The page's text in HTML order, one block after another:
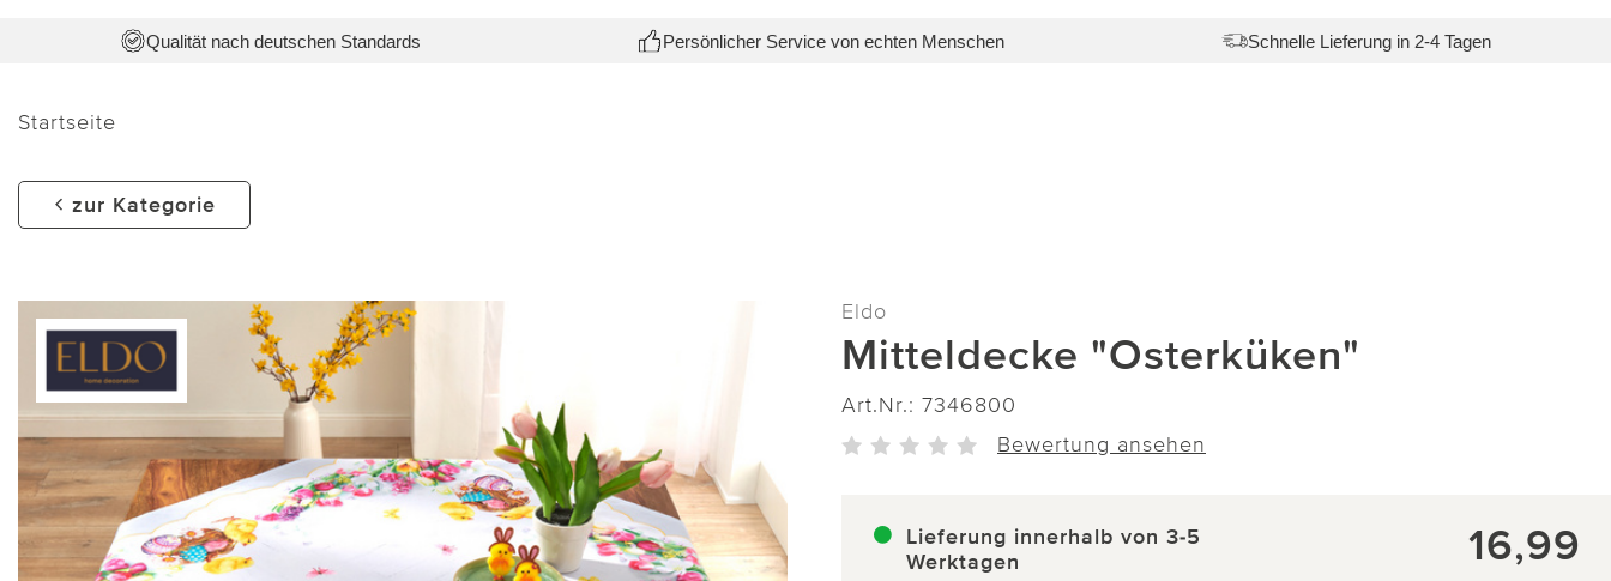
Qualität nach deutschen Standards Persönlicher Service von echten Menschen Schnelle Lieferung in 2-4 Tagen
Startseite
zur Kategorie
Eldo
Mitteldecke "Osterküken"
Art.Nr.: 7346800
Bewertung ansehen
Lieferung innerhalb von 3-5
Werktagen
16,99